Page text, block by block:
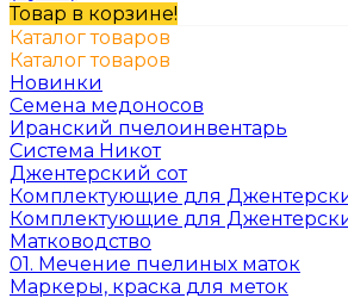
Товар в корзине!
Каталог товаров
Каталог товаров
Новинки
Семена медоносов
Иранский пчелоинвентарь
Система Никот
Джентерский сот
Комплектующие для
Комплектующие для
Матководство
01. Мечение пчелиных маток
Маркеры, краска для меток